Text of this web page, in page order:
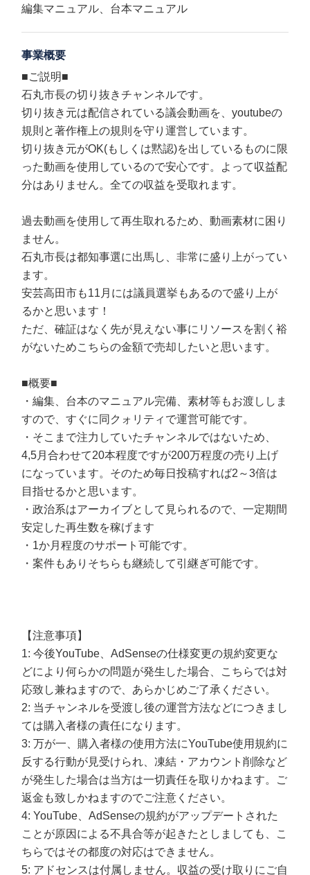
編集マニュアル、台本マニュアル
事業概要
■ご説明■
石丸市長の切り抜きチャンネルです。
切り抜き元は配信されている議会動画を、youtubeの
規則と著作権上の規則を守り運営しています。
切り抜き元がOK(もしくは黙認)を出しているものに限
った動画を使用しているので安心です。よって収益配
分はありません。全ての収益を受取れます。
過去動画を使用して再生取れるため、動画素材に困り
ません。
石丸市長は都知事選に出馬し、非常に盛り上がってい
ます。
安芸高田市も11月には議員選挙もあるので盛り上が
るかと思います！
ただ、確証はなく先が見えない事にリソースを割く裕
がないためこちらの金額で売却したいと思います。
■概要■
・編集、台本のマニュアル完備、素材等もお渡ししま
すので、すぐに同クォリティで運営可能です。
・そこまで注力していたチャンネルではないため、
4,5月合わせて20本程度ですが200万程度の売り上げ
になっています。そのため毎日投稿すれば2～3倍は
目指せるかと思います。
・政治系はアーカイブとして見られるので、一定期間
安定した再生数を稼げます
・1か月程度のサポート可能です。
・案件もありそちらも継続して引継ぎ可能です。
【注意事項】
1: 今後YouTube、AdSenseの仕様変更の規約変更な
どにより何らかの問題が発生した場合、こちらでは対
応致し兼ねますので、あらかじめご了承ください。
2: 当チャンネルを受渡し後の運営方法などにつきまし
ては購入者様の責任になります。
3: 万が一、購入者様の使用方法にYouTube使用規約に
反する行動が見受けられ、凍結・アカウント削除など
が発生した場合は当方は一切責任を取りかねます。ご
返金も致しかねますのでご注意ください。
4: YouTube、AdSenseの規約がアップデートされた
ことが原因による不具合等が起きたとしましても、こ
ちらではその都度の対応はできません。
5: アドセンスは付属しません。収益の受け取りにご自